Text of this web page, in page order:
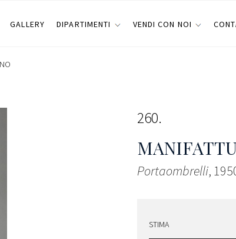
GALLERY DIPARTIMENTI VENDI CON NOI
260
Portaombrelli,
STIMA